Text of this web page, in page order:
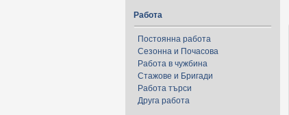
Работа
Постоянна работа
Сезонна и Почасова
Работа в чужбина
Стажове и Бригади
Работа търси
Друга работа